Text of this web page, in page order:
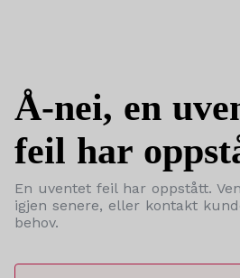
Å-nei, en
feil har
En uventet feil har oppstått.
igjen senere, eller kontakt
behov.